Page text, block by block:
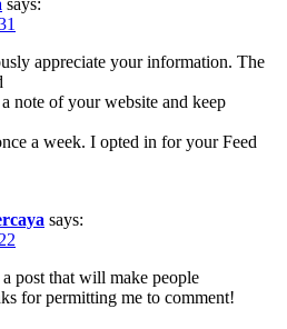
appreciate your information. The
note of your website and keep
a week. I opted in for your Feed
says:
post that will make people
for permitting me to comment!